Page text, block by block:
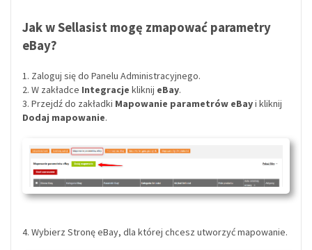
Jak w Sellasist mogę zmapować parametry
eBay?
1. Zaloguj się do Panelu Administracyjnego.
2. W zakładce Integracje kliknij eBay.
3. Przejdź do zakładki Mapowanie parametrów eBayi kliknij
Dodaj mapowanie.
4. Wybierz Stronę eBay, dla której chcesz utworzyć mapowanie.